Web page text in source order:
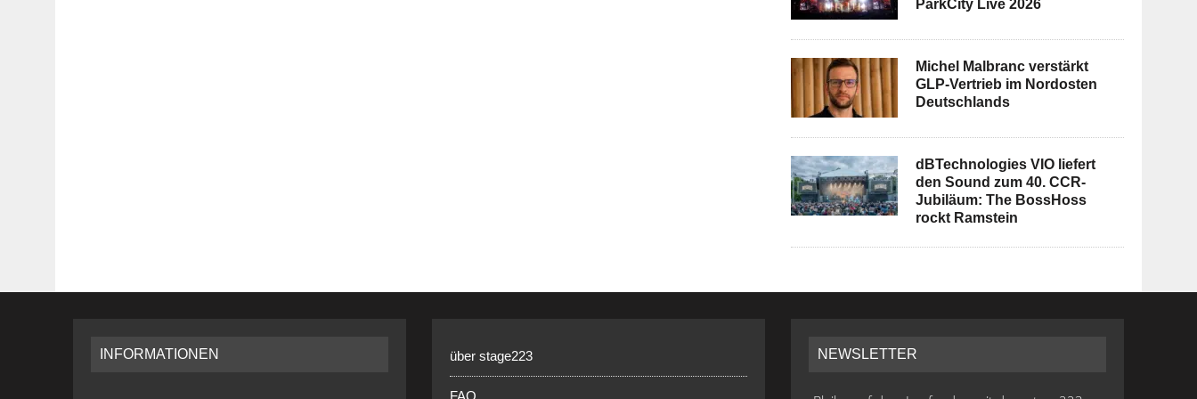
ParkCity Live 2026
Michel Malbranc verstärkt
GLP-Vertrieb im Nordosten
Deutschlands
dBTechnologies VIO liefert
den Sound zum 40. CCR-
Jubiläum: The BossHoss
rockt Ramstein
INFORMATIONEN über stage223 NEWSLETTER